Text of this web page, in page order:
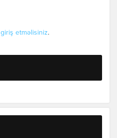
giriş etməlisiniz.